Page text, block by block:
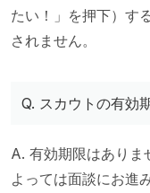
たい！」を押下）す
されません。
Q. スカウトの有効
A. 有効期限はありま
よっては面談にお進